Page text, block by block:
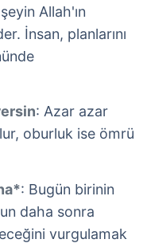
Allah'ın
İnsan, planlarını
: Azar azar
oburluk ise ömrü
: Bugün birinin
daha sonra
vurgulamak